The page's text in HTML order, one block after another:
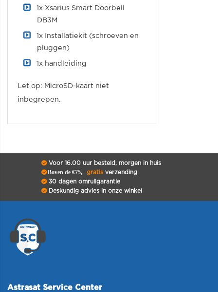
1x Xsarius Smart Doorbell
DB3M
1x Installatiekit (schroeven en
pluggen)
1x handleiding
Let op: MicroSD-kaart niet
inbegrepen.
Voor 16.00 uur besteld, morgen in huis
Boven de €75,- gratisverzending
30 dagen omruilgarantie
Deskundig advies in onze winkel
Astrasat Service Center